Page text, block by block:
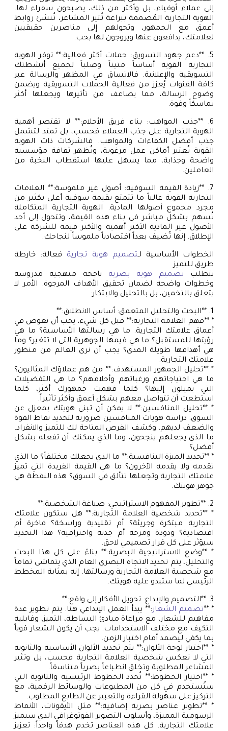
إلى عملاء أوفياء، بل وأكثر من ذلك، يصبحون سفراء لها.
الهوية التجارية المُصممة ببراعة تُثير المشاعر، تُنشئ روابط
أعمق مع الجمهور، وتحولهم إلى مناصرين حقيقيين
لعلامتك، يدافعون عنها ويروجون لها بحب.
5. **دعم جهود التسويق: حملات أكثر فعالية:** توفر الهوية
التجارية القوية أساساً متيناً وصلباً لجميع أنشطتك
التسويقية والإعلانية. فالاتساق في المظهر والرسالة عبر
كافة القنوات يُعزز من فعالية الحملات التسويقية ويضمن
وضوح الرسالة، مما يضاعف من تأثيرها ويجعلها أكثر
تماسكاً وقوة.
6. **جذب المواهب: بناء فريق الأحلام:** لا تقتصر أهمية
الهوية التجارية على جذب العملاء فحسب، بل تمتد لتشمل
جذب أفضل الكفاءات والمواهب. فالشركات ذات الهوية
القوية تُعتبر أماكن عمل مرغوبة، وتُظهر ثقافة مؤسسية
واضحة وجذابة، مما يسهل عليها استقطاب النخبة من
العاملين.
7. **زيادة القيمة السوقية: أصول غير ملموسة:** العلامات
التجارية القوية غالباً ما تتمتع بقيمة سوقية أعلى بكثير من
مجرد مجموع أصولها المادية. الهوية التجارية المتكاملة
تُسهم بشكل مباشر في بناء هذه القيمة، وتتحول إلى أحد
الأصول غير المادية الأكثر أهمية والأكثر قيمة للشركة على
الإطلاق. إنها تُضيف بعداً اقتصادياً ملموساً لنجاحك.
الخطوات الأساسية لـتصميم هوية تجارية فعالة: خارطة
طريق للتميز
يتطلب تصميم هوية بصرية ناجحة منهجية مدروسة
وخطوات واضحة لضمان تحقيق الأهداف المرجوة. الأمر لا
يتعلق بالتخمين، بل بالتحليل والابتكار:
1. **البحث والتحليل المتعمق: أساس الانطلاق:**
* **فهم العلامة التجارية:** قبل كل شيء، يجب أن نغوص في
أعماق علامتك التجارية. ما هي رسالتها الأساسية؟ ما هي
رؤيتها للمستقبل؟ ما هي قيمها الجوهرية التي لا تتغير؟ وما
هي أهدافها طويلة المدى؟ يجب أن نرى العالم من منظور
علامتك التجارية.
* **تحليل الجمهور المستهدف:** من هم عملاؤك المثاليون؟
ما هي احتياجاتهم ورغباتهم وأحلامهم؟ ما هي التفضيلات
التي يميلون إليها؟ كلما فهمت جمهورك أكثر، كلما
استطعت أن تتواصل معهم بشكل أعمق وأكثر تأثيراً.
* **تحليل المنافسين:** لا يمكن أن تبني هويتك بمعزل عن
السوق. دراسة هويات المنافسين ضرورية لتحديد نقاط القوة
والضعف لديهم، وكشف الفرص المتاحة لك للتميز والانفراد.
ما الذي يجعلهم ينجحون، وما الذي يمكنك أن تفعله بشكل
أفضل؟
* **تحديد الميزة التنافسية:** ما الذي يجعلك مختلفاً؟ ما الذي
تقدمه ولا يقدمه الآخرون؟ ما هي القيمة الفريدة التي تميز
علامتك التجارية وتجعلها تتألق في السوق؟ هذه النقطة هي
جوهر هويتك.
2. **تطوير المفهوم الاستراتيجي: صياغة الشخصية:**
* **تحديد شخصية العلامة التجارية:** هل ستكون علامتك
التجارية مبتكرة وجريئة؟ أم تقليدية وراسخة؟ فاخرة أم
اقتصادية؟ ودودة ومرحة أم جدية واحترافية؟ هذا التحديد
سيؤثر على كل قرار تصميمي لاحق.
* **وضع الاستراتيجية البصرية:** بناءً على كل هذا البحث
والتحليل، يتم تحديد الاتجاه البصري العام الذي يتماشى تماماً
مع شخصية العلامة التجارية ورسالتها. إنه بمثابة المخطط
الرئيسي لما ستبدو عليه هويتك.
3. **التصميم والإبداع: تحويل الأفكار إلى واقع:**
* **تصميم الشعار:** يبدأ العمل الإبداعي هنا. يتم تطوير عدة
مفاهيم للشعار، مع مراعاة مبادئ البساطة، التميز، وقابلية
التكيف مع مختلف الاستخدامات. يجب أن يكون الشعار قوياً
بما يكفي ليصمد أمام اختبار الزمن.
* **اختيار لوحة الألوان:** يتم تحديد الألوان الأساسية والثانوية
التي لا تعكس شخصية العلامة التجارية فحسب، بل وتثير
المشاعر المطلوبة وتخلق انطباعاً بصرياً متناسقاً.
* **اختيار الخطوط:** تُحدد الخطوط الرئيسية والثانوية التي
ستُستخدم في كل من المطبوعات والوسائط الرقمية، مع
التركيز على سهولة القراءة والتعبير عن الطابع المطلوب.
* **تطوير عناصر بصرية إضافية:** مثل الأيقونات، الأنماط
الرسومية المميزة، وأسلوب التصوير الفوتوغرافي الذي سيميز
علامتك التجارية. كل هذه العناصر تخدم هدفاً واحداً: تعزيز